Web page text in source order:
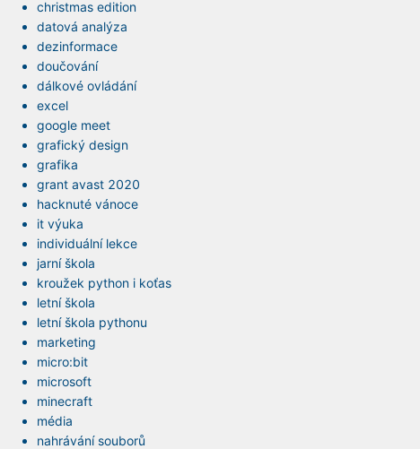
christmas edition
datová analýza
dezinformace
doučování
dálkové ovládání
excel
google meet
grafický design
grafika
grant avast 2020
hacknuté vánoce
it výuka
individuální lekce
jarní škola
kroužek python i koťas
letní škola
letní škola pythonu
marketing
micro:bit
microsoft
minecraft
média
nahrávání souborů